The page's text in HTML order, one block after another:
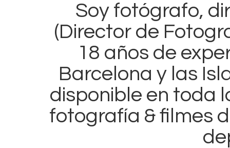
Soy fotógrafo,
(Director de
18 años de
Barcelona y las
disponible en toda
fotografía & filmes